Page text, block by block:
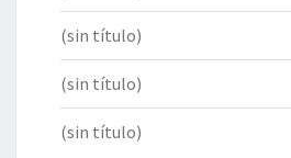
(sin título)
(sin título)
(sin título)